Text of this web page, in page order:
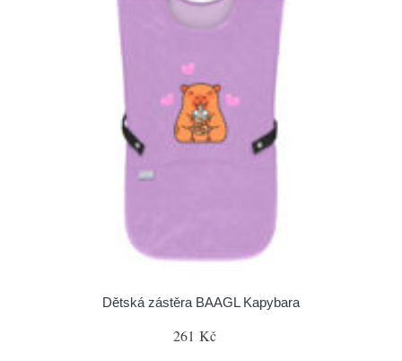
Dětská zástěra BAAGL Kapybara
261 Kč